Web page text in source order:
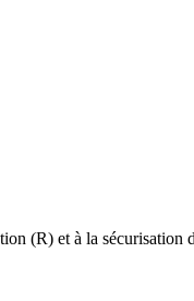
(R) et à la sécurisation